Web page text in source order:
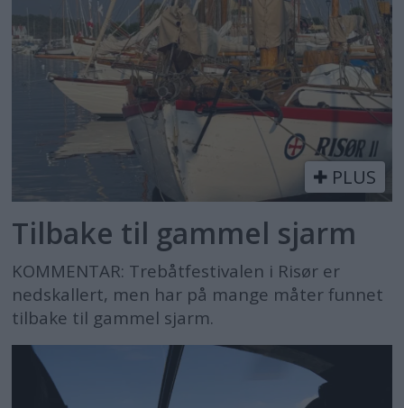
PLUS
Tilbake til gammel sjarm
KOMMENTAR: Trebåtfestivalen i Risør er
nedskallert, men har på mange måter funnet
tilbake til gammel sjarm.